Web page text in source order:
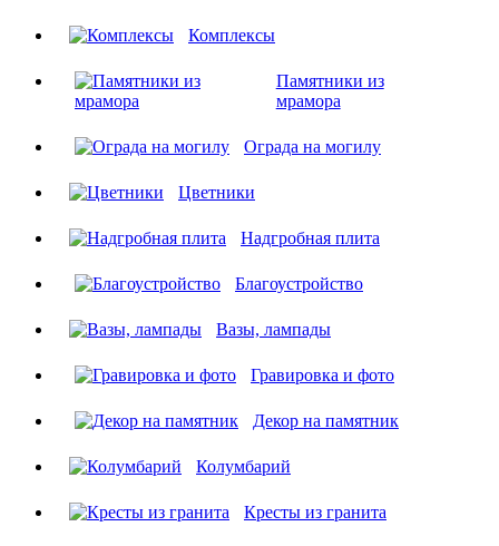
Комплексы
Памятники из
мрамора
Ограда на могилу
Цветники
Надгробная плита
Благоустройство
Вазы, лампады
Гравировка и фото
Декор на памятник
Колумбарий
Кресты из гранита